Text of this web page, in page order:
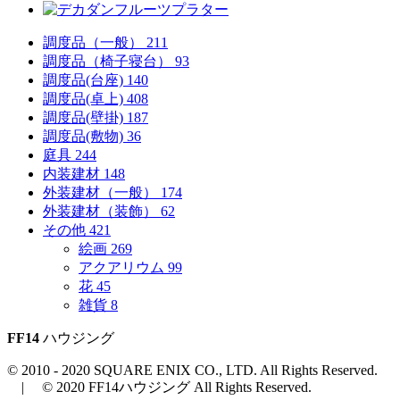
調度品（一般） 211
調度品（椅子寝台） 93
調度品(台座) 140
調度品(卓上) 408
調度品(壁掛) 187
調度品(敷物) 36
庭具 244
内装建材 148
外装建材（一般） 174
外装建材（装飾） 62
その他 421
絵画 269
アクアリウム 99
花 45
雑貨 8
FF14 ハウジング
© 2010 - 2020 SQUARE ENIX CO., LTD. All Rights Reserved.
| © 2020 FF14ハウジング All Rights Reserved.